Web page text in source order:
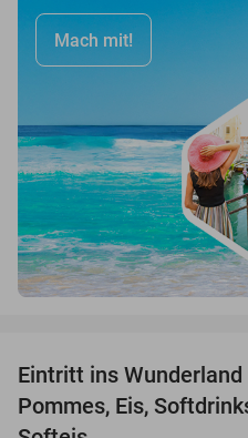
Mach mit!
Eintritt ins
Pommes, Eis,